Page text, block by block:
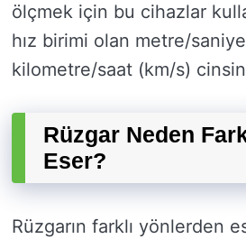
ölçmek için bu cihazlar
hız birimi olan metre/
kilometre/saat (km/s)
Rüzgar Neden
Eser?
Rüzgarın farklı yönlerden